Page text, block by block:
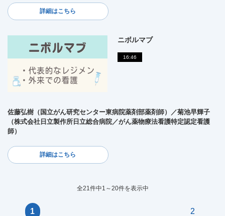
詳細はこちら
ニボルマブ
16:46
佐藤弘樹（国立がん研究センター東病院薬剤部薬剤師）／菊池早輝子
（株式会社日立製作所日立総合病院／がん薬物療法看護特定認定看護
師）
詳細はこちら
全21件中1～20件を表示中
1 2